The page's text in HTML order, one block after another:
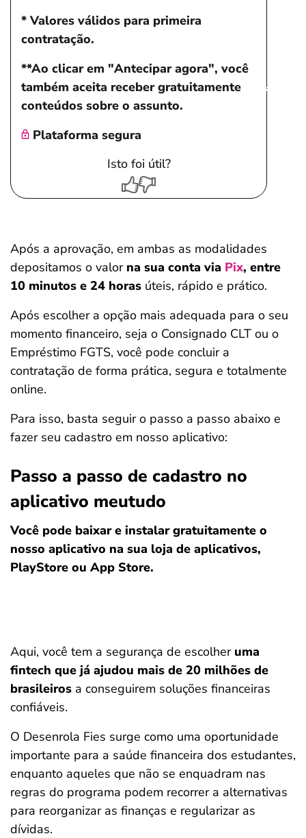
Salvar Ferramenta
Salvar Ferramenta
* Valores válidos para primeira
contratação.
**Ao clicar em "Antecipar agora", você
também aceita receber gratuitamente
conteúdos sobre o assunto.
Plataforma segura
Isto foi útil?
Após a aprovação, em ambas as modalidades
depositamos o valor na sua conta via Pix, entre
10 minutos e 24 horas úteis, rápido e prático.
Após escolher a opção mais adequada para o seu
momento financeiro, seja o Consignado CLT ou o
Empréstimo FGTS, você pode concluir a
contratação de forma prática, segura e totalmente
online.
Para isso, basta seguir o passo a passo abaixo e
fazer seu cadastro em nosso aplicativo:
Passo a passo de cadastro no
aplicativo meutudo
Você pode baixar e instalar gratuitamente o
nosso aplicativo na sua loja de aplicativos,
PlayStore ou App Store.
Aqui, você tem a segurança de escolher uma
fintech que já ajudou mais de 20 milhões de
brasileiros a conseguirem soluções financeiras
confiáveis.
O Desenrola Fies surge como uma oportunidade
importante para a saúde financeira dos estudantes,
enquanto aqueles que não se enquadram nas
regras do programa podem recorrer a alternativas
para reorganizar as finanças e regularizar as
dívidas.